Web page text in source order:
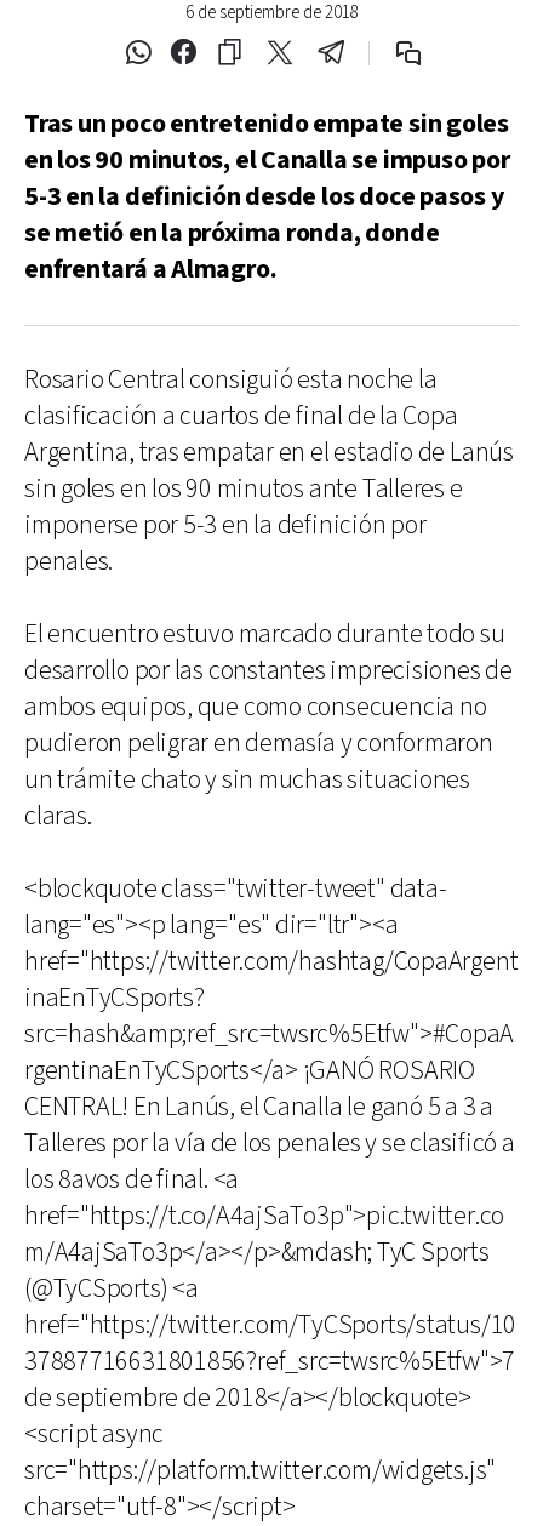
6 de septiembre de 2018
Tras un poco entretenido empate sin goles
en los 90 minutos, el Canalla se impuso por
5-3 en la definición desde los doce pasos y
se metió en la próxima ronda, donde
enfrentará a Almagro.
Rosario Central consiguió esta noche la
clasificación a cuartos de final de la Copa
Argentina, tras empatar en el estadio de Lanús
sin goles en los 90 minutos ante Talleres e
imponerse por 5-3 en la definición por
penales.
El encuentro estuvo marcado durante todo su
desarrollo por las constantes imprecisiones de
ambos equipos, que como consecuencia no
pudieron peligrar en demasía y conformaron
un trámite chato y sin muchas situaciones
claras.
<blockquote class="twitter-tweet" data-
lang="es"><p lang="es" dir="ltr"><a
href="https://twitter.com/hashtag/CopaArgent
inaEnTyCSports?
src=hash&amp;ref_src=twsrc%5Etfw">#CopaA
rgentinaEnTyCSports</a> ¡GANÓ ROSARIO
CENTRAL! En Lanús, el Canalla le ganó 5 a 3 a
Talleres por la vía de los penales y se clasificó a
los 8avos de final. <a
href="https://t.co/A4ajSaTo3p">pic.twitter.co
m/A4ajSaTo3p</a></p>&mdash; TyC Sports
(@TyCSports) <a
href="https://twitter.com/TyCSports/status/10
37887716631801856?ref_src=twsrc%5Etfw">7
de septiembre de 2018</a></blockquote>
<script async
src="https://platform.twitter.com/widgets.js"
charset="utf-8"></script>